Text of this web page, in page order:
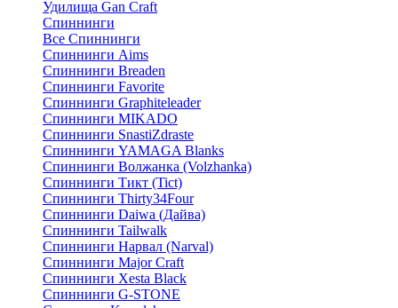
Удилища Gan Craft
Спиннинги
Все Спиннинги
Спиннинги Aims
Спиннинги Breaden
Спиннинги Favorite
Спиннинги Graphiteleader
Спиннинги MIKADO
Спиннинги SnastiZdraste
Спиннинги YAMAGA Blanks
Спиннинги Волжанка (Volzhanka)
Спиннинги Тикт (Tict)
Спиннинги Thirty34Four
Спиннинги Daiwa (Дайва)
Спиннинги Tailwalk
Спиннинги Нарвал (Narval)
Спиннинги Major Craft
Спиннинги Xesta Black
Спиннинги G-STONE